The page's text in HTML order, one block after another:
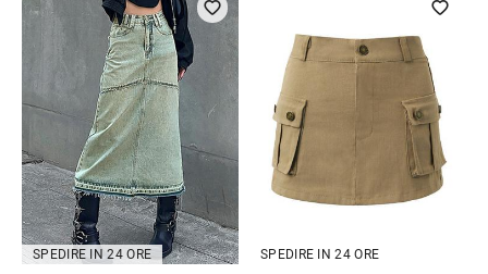
SPEDIRE IN 24 ORE
SPEDIRE IN 24 ORE